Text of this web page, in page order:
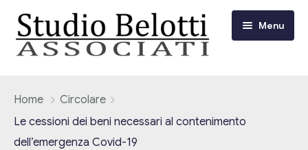
Menu
I nostri servizi
Home
Circolare
Le cessioni dei beni necessari al contenimento
dell’emergenza Covid-19